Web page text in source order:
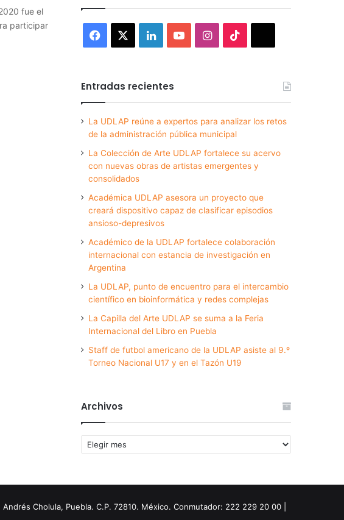
fue el
participar
Facebook LinkedInYouTubeInstagram
Entradas recientes
La UDLAP reúne a expertos para analizar los retos
de la administración pública municipal
La Colección de Arte UDLAP fortalece su acervo
con nuevas obras de artistas emergentes y
consolidados
Académica UDLAP asesora un proyecto que
creará dispositivo capaz de clasificar episodios
ansioso-depresivos
Académico de la UDLAP fortalece colaboración
internacional con estancia de investigación en
Argentina
La UDLAP, punto de encuentro para el intercambio
científico en bioinformática y redes complejas
La Capilla del Arte UDLAP se suma a la Feria
Internacional del Libro en Puebla
Staff de futbol americano de la UDLAP asiste al 9.º
Torneo Nacional U17 y en el Tazón U19
Archivos
Archivos
Cholula, Puebla. C.P. 72810. México. Conmutador: 222 229 20 00 |